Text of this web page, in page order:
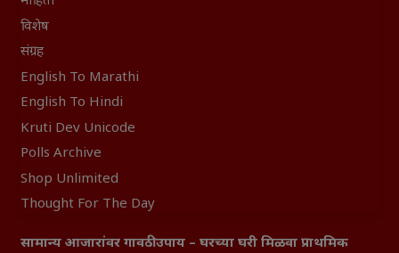
विशेष
संग्रह
English To Marathi
English To Hindi
Kruti Dev Unicode
Polls Archive
Shop Unlimited
Thought For The Day
सामान्य आजारांवर गावठी उपाय – घरच्या घरी मिळवा प्राथमिक